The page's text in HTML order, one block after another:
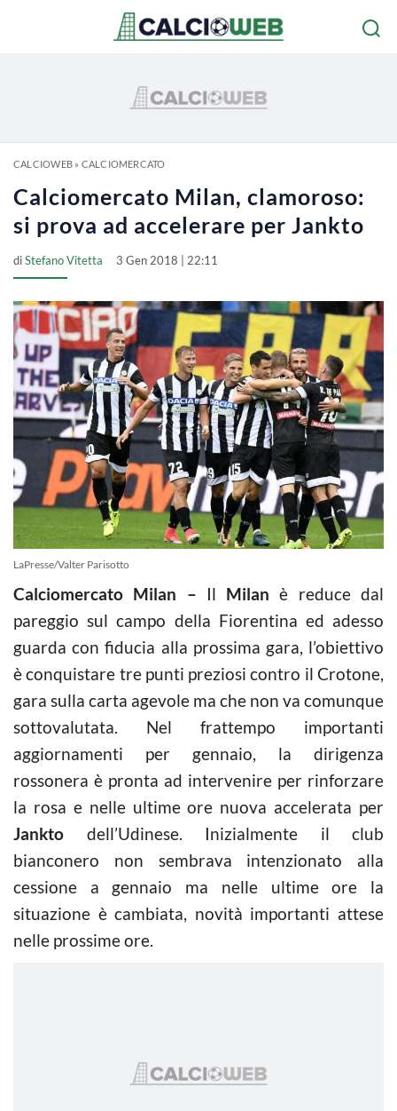
CALCIOWEB» CALCIOMERCATO
Calciomercato Milan, clamoroso:
si prova ad accelerare per Jankto
diStefano Vitetta 3 Gen 2018 | 22:11
LaPresse/Valter Parisotto
Calciomercato Milan – Il Milan è reduce dal
pareggio sul campo della Fiorentina ed adesso
guarda con fiducia alla prossima gara, l’obiettivo
è conquistare tre punti preziosi contro il Crotone,
gara sulla carta agevole ma che non va comunque
sottovalutata. Nel frattempo importanti
aggiornamenti per gennaio, la dirigenza
rossonera è pronta ad intervenire per rinforzare
la rosa e nelle ultime ore nuova accelerata per
Jankto dell’Udinese. Inizialmente il club
bianconero non sembrava intenzionato alla
cessione a gennaio ma nelle ultime ore la
situazione è cambiata, novità importanti attese
nelle prossime ore.